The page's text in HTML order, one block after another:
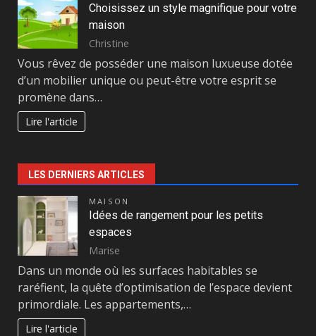
Choisissez un style magnifique pour votre
maison
Christine
Vous rêvez de posséder une maison luxueuse dotée
d’un mobilier unique ou peut-être votre esprit se
promène dans…
Lire l'article
LES DERNIERS ARTICLES
MAISON
Idées de rangement pour les petits
espaces
Marise
Dans un monde où les surfaces habitables se
raréfient, la quête d’optimisation de l’espace devient
primordiale. Les appartements,…
Lire l'article